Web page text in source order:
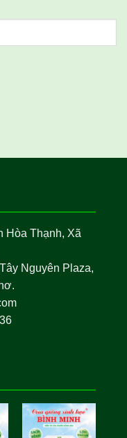
Hòa Thạnh, Xã
Nguyên Plaza,